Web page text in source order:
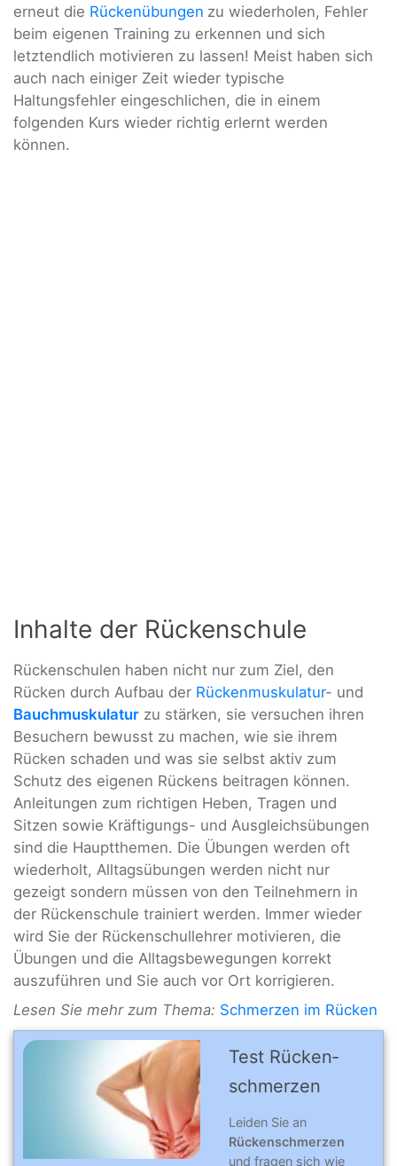
erneut die Rückenübungen zu wiederholen, Fehler
beim eigenen Training zu erkennen und sich
letztendlich motivieren zu lassen! Meist haben sich
auch nach einiger Zeit wieder typische
Haltungsfehler eingeschlichen, die in einem
folgenden Kurs wieder richtig erlernt werden
können.
Inhalte der Rückenschule
Rückenschulen haben nicht nur zum Ziel, den
Rücken durch Aufbau der Rückenmuskulatur- und
Bauchmuskulatur zu stärken, sie versuchen ihren
Besuchern bewusst zu machen, wie sie ihrem
Rücken schaden und was sie selbst aktiv zum
Schutz des eigenen Rückens beitragen können.
Anleitungen zum richtigen Heben, Tragen und
Sitzen sowie Kräftigungs- und Ausgleichsübungen
sind die Hauptthemen. Die Übungen werden oft
wiederholt, Alltagsübungen werden nicht nur
gezeigt sondern müssen von den Teilnehmern in
der Rückenschule trainiert werden. Immer wieder
wird Sie der Rückenschullehrer motivieren, die
Übungen und die Alltagsbewegungen korrekt
auszuführen und Sie auch vor Ort korrigieren.
Lesen Sie mehr zum Thema: Schmerzen im Rücken
Test Rücken­
schmer­zen
Leiden Sie an
Rückenschmerzen
und fragen sich wie